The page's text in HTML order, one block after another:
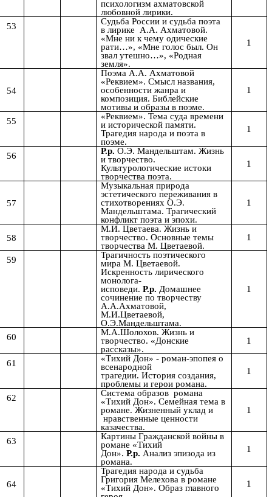
психологизм ахматовской
любовной лирики.
53
Судьба России и судьба поэта
в лирике А.А. Ахматовой.
«Мне ни к чему одические
рати…», «Мне голос был. Он
звал утешно…», «Родная
земля».
1
54
Поэма А.А. Ахматовой
«Реквием». Смысл названия,
особенности жанра и
композиция. Библейские
мотивы и образы в поэме.
1
55
«Реквием». Тема суда времени
и исторической памяти.
Трагедия народа и поэта в
поэме.
1
56 Р.р. О.Э. Мандельштам. Жизнь
и творчество.
Культурологические истоки
творчества поэта.
1
57
Музыкальная природа
эстетического переживания в
стихотворенияхО.Э.
Мандельштама. Трагический
конфликт поэта и эпохи.
1
58
М.И. Цветаева. Жизнь и
творчество. Основные темы
творчества М. Цветаевой.
1
59
Трагичность поэтического
мира М. Цветаевой.
Искренность лирического
монолога-
исповеди. Р.р. Домашнее
сочинение по творчеству
А.А.Ахматовой,
М.И.Цветаевой,
О.Э.Мандельштама.
1
60
М.А.Шолохов. Жизнь и
творчество. «Донские
рассказы».
1
61
«Тихий Дон» - роман-эпопея о
всенародной
трагедии. История создания,
проблемы и герои романа.
1
62
Система образов романа
«Тихий Дон». Семейная тема в
романе. Жизненный уклад и
нравственные ценности
казачества.
1
63
Картины Гражданской войны в
романе «Тихий
Дон». Р.р. Анализ эпизода из
романа.
1
64
Трагедия народа и судьба
Григория Мелехова в романе
«Тихий Дон». Образ главного
1